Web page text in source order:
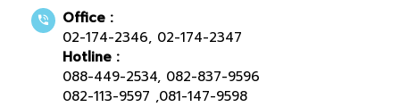
Office :
02-174-2346, 02-174-2347
Hotline :
088-449-2534, 082-837-9596
082-113-9597 ,081-147-9598